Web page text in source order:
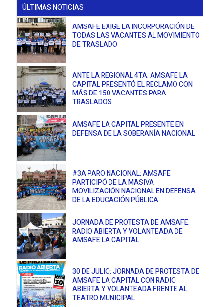
ÚLTIMAS NOTICIAS
AMSAFE EXIGE LA INCORPORACIÓN DE
TODAS LAS VACANTES AL MOVIMIENTO
DE TRASLADO
ANTE LA REGIONAL 4TA: AMSAFE LA
CAPITAL PRESENTÓ EL RECLAMO CON
MÁS DE 150 VACANTES PARA
TRASLADOS
AMSAFE LA CAPITAL PRESENTE EN
DEFENSA DE LA SOBERANÍA NACIONAL
#3A PARO NACIONAL: AMSAFE
PARTICIPÓ DE LA MASIVA
MOVILIZACIÓN NACIONAL EN DEFENSA
DE LA EDUCACIÓN PÚBLICA
JORNADA DE PROTESTA DE AMSAFE:
RADIO ABIERTA Y VOLANTEADA DE
AMSAFE LA CAPITAL
30 DE JULIO: JORNADA DE PROTESTA DE
AMSAFE LA CAPITAL CON RADIO
ABIERTA Y VOLANTEADA FRENTE AL
TEATRO MUNICIPAL